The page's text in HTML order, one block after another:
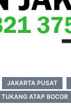
JAKARTA PUSAT
TUKANG ATAP BOCOR